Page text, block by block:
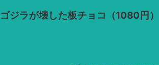
ゴジラが壊した板チョコ（1080円）